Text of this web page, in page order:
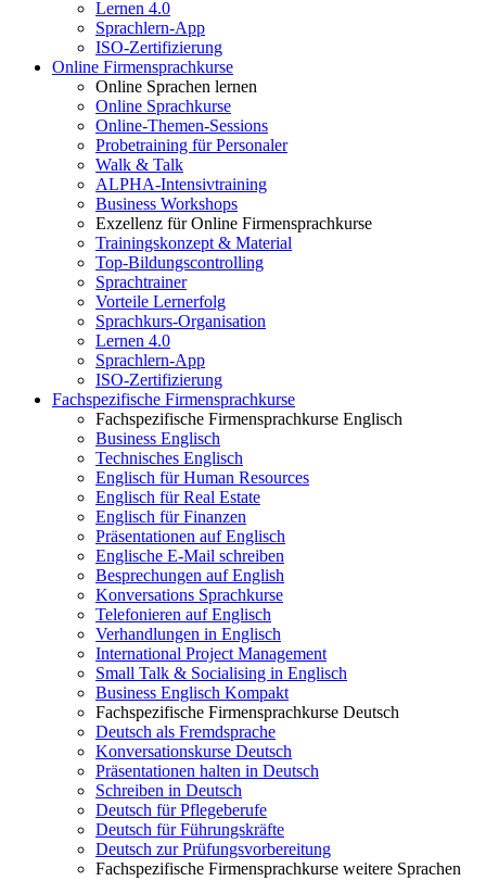
Lernen 4.0
Sprachlern-App
ISO-Zertifizierung
Online Firmensprachkurse
Online Sprachen lernen
Online Sprachkurse
Online-Themen-Sessions
Probetraining für Personaler
Walk & Talk
ALPHA-Intensivtraining
Business Workshops
Exzellenz für Online Firmensprachkurse
Trainingskonzept & Material
Top-Bildungscontrolling
Sprachtrainer
Vorteile Lernerfolg
Sprachkurs-Organisation
Lernen 4.0
Sprachlern-App
ISO-Zertifizierung
Fachspezifische Firmensprachkurse
Fachspezifische Firmensprachkurse Englisch
Business Englisch
Technisches Englisch
Englisch für Human Resources
Englisch für Real Estate
Englisch für Finanzen
Präsentationen auf Englisch
Englische E-Mail schreiben
Besprechungen auf English
Konversations Sprachkurse
Telefonieren auf Englisch
Verhandlungen in Englisch
International Project Management
Small Talk & Socialising in Englisch
Business Englisch Kompakt
Fachspezifische Firmensprachkurse Deutsch
Deutsch als Fremdsprache
Konversationskurse Deutsch
Präsentationen halten in Deutsch
Schreiben in Deutsch
Deutsch für Pflegeberufe
Deutsch für Führungskräfte
Deutsch zur Prüfungsvorbereitung
Fachspezifische Firmensprachkurse weitere Sprachen